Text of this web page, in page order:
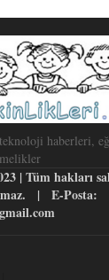
haberleri,
| Tüm hakları
| E-Posta: